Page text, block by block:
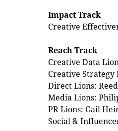
Impact Track
Creative
Reach Track
Creative Data
Creative Strategy
Direct Lions:
Media Lions:
PR Lions: Gail
Social &